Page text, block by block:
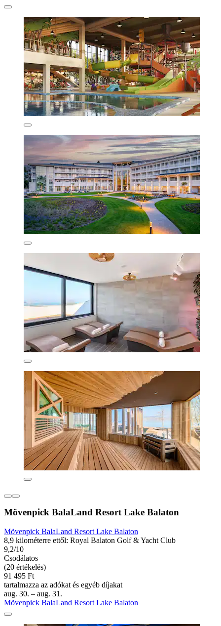
Mövenpick BalaLand Resort Lake Balaton
Mövenpick BalaLand Resort Lake Balaton
8,9 kilométerre ettől: Royal Balaton Golf & Yacht Club
9,2/10
Csodálatos
(20 értékelés)
91 495 Ft
tartalmazza az adókat és egyéb díjakat
aug. 30. – aug. 31.
Mövenpick BalaLand Resort Lake Balaton